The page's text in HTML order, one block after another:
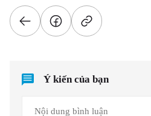
Ý kiến của bạn